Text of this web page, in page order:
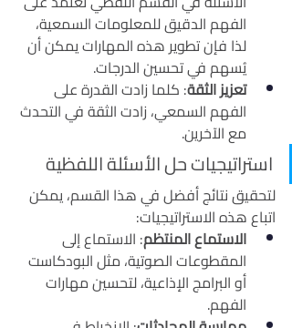
الفهم الدقيق للمعلومات السمعية،
لذا فإن تطوير هذه المهارات يمكن أن
يُسهم في تحسين الدرجات.
تعزيز الثقة: كلما زادت القدرة على
الفهم السمعي، زادت الثقة في التحدث
مع الآخرين.
استراتيجيات حل الأسئلة اللفظية
لتحقيق نتائج أفضل في هذا القسم، يمكن
اتباع هذه الاستراتيجيات:
الاستماع المنتظم: الاستماع إلى
المقطوعات الصوتية، مثل البودكاست
أو البرامج الإذاعية، لتحسين مهارات
الفهم.